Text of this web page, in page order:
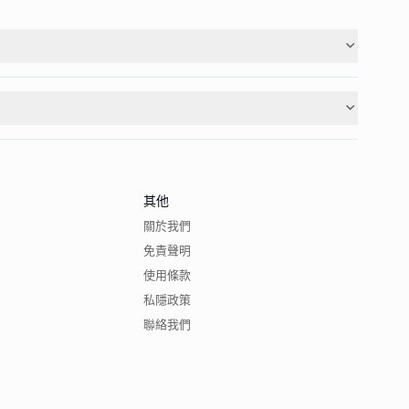
其他
關於我們
免責聲明
使用條款
私隱政策
聯絡我們